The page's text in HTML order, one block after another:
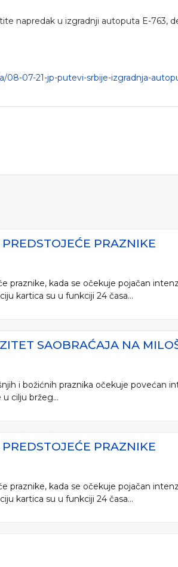
napredak u izgradnji autoputa E-763,
07-21-jp-putevi-srbije-izgradnja-
PRAZNIKE
praznike, kada se očekuje pojačan
kartica su u funkciji 24 časa...
SAOBRAĆAJA NA
i božićnih praznika očekuje povećan
cilju bržeg...
PRAZNIKE
praznike, kada se očekuje pojačan
kartica su u funkciji 24 časa...